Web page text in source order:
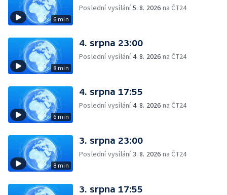
6 min
Poslední vysílání5. 8. 2026 na ČT24
8 min
4. srpna 23:00
Poslední vysílání4. 8. 2026 na ČT24
6 min
4. srpna 17:55
Poslední vysílání4. 8. 2026 na ČT24
8 min
3. srpna 23:00
Poslední vysílání3. 8. 2026 na ČT24
3. srpna 17:55